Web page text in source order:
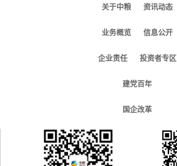
关于中粮 资讯动态
业务概览 信息公开
企业责任 投资者专区
建党百年
国企改革